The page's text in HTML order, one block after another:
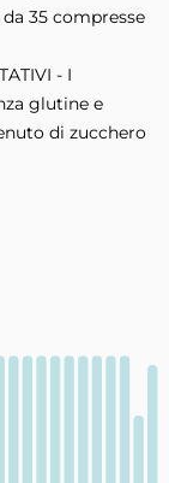
35 compresse
- I
glutine e
di zucchero